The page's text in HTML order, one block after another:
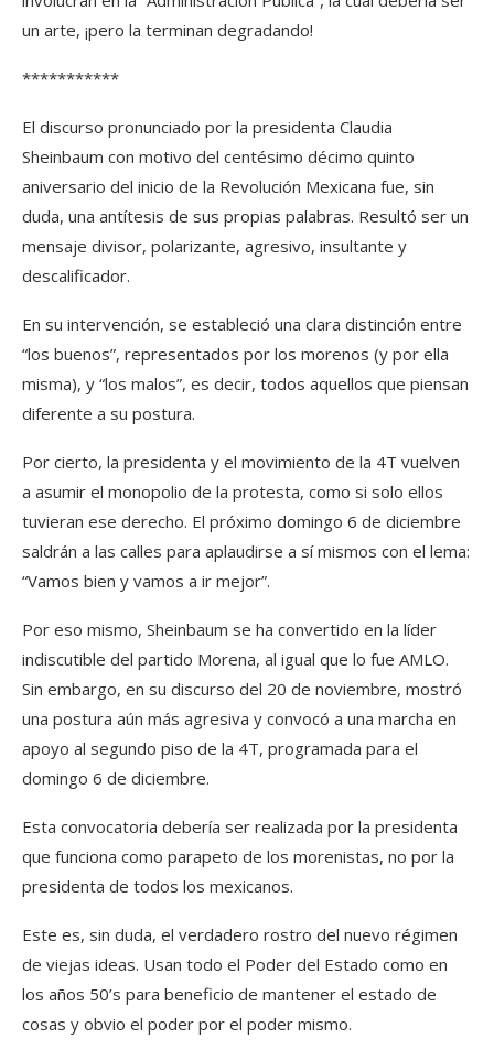
un arte, ¡pero la terminan degradando!
***********
El discurso pronunciado por la presidenta Claudia
Sheinbaum con motivo del centésimo décimo quinto
aniversario del inicio de la Revolución Mexicana fue, sin
duda, una antítesis de sus propias palabras. Resultó ser un
mensaje divisor, polarizante, agresivo, insultante y
descalificador.
En su intervención, se estableció una clara distinción entre
“los buenos”, representados por los morenos (y por ella
misma), y “los malos”, es decir, todos aquellos que piensan
diferente a su postura.
Por cierto, la presidenta y el movimiento de la 4T vuelven
a asumir el monopolio de la protesta, como si solo ellos
tuvieran ese derecho. El próximo domingo 6 de diciembre
saldrán a las calles para aplaudirse a sí mismos con el lema:
“Vamos bien y vamos a ir mejor”.
Por eso mismo, Sheinbaum se ha convertido en la líder
indiscutible del partido Morena, al igual que lo fue AMLO.
Sin embargo, en su discurso del 20 de noviembre, mostró
una postura aún más agresiva y convocó a una marcha en
apoyo al segundo piso de la 4T, programada para el
domingo 6 de diciembre.
Esta convocatoria debería ser realizada por la presidenta
que funciona como parapeto de los morenistas, no por la
presidenta de todos los mexicanos.
Este es, sin duda, el verdadero rostro del nuevo régimen
de viejas ideas. Usan todo el Poder del Estado como en
los años 50’s para beneficio de mantener el estado de
cosas y obvio el poder por el poder mismo.